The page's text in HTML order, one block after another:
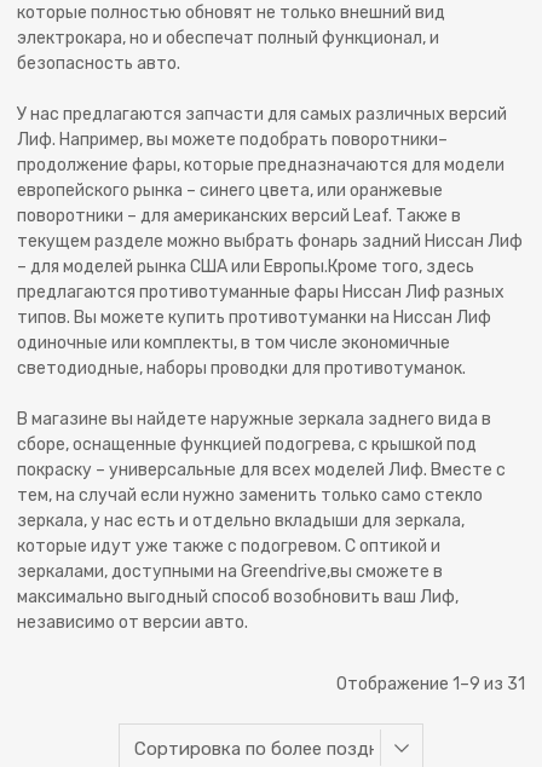
которые полностью обновят не только внешний вид
электрокара, но и обеспечат полный функционал, и
безопасность авто.
У нас предлагаются запчасти для самых различных версий
Лиф. Например, вы можете подобрать поворотники–
продолжение фары, которые предназначаются для модели
европейского рынка – синего цвета, или оранжевые
поворотники – для американских версий Leaf. Также в
текущем разделе можно выбрать фонарь задний Ниссан Лиф
– для моделей рынка США или Европы.Кроме того, здесь
предлагаются противотуманные фары Ниссан Лиф разных
типов. Вы можете купить противотуманки на Ниссан Лиф
одиночные или комплекты, в том числе экономичные
светодиодные, наборы проводки для противотуманок.
В магазине вы найдете наружные зеркала заднего вида в
сборе, оснащенные функцией подогрева, с крышкой под
покраску – универсальные для всех моделей Лиф. Вместе с
тем, на случай если нужно заменить только само стекло
зеркала, у нас есть и отдельно вкладыши для зеркала,
которые идут уже также с подогревом. С оптикой и
зеркалами, доступными на Greendrive,вы сможете в
максимально выгодный способ возобновить ваш Лиф,
независимо от версии авто.
Отображение 1–9 из 31